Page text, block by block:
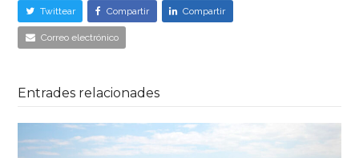
Twittear Compartir Compartir
Correo electrónico
Entrades relacionades